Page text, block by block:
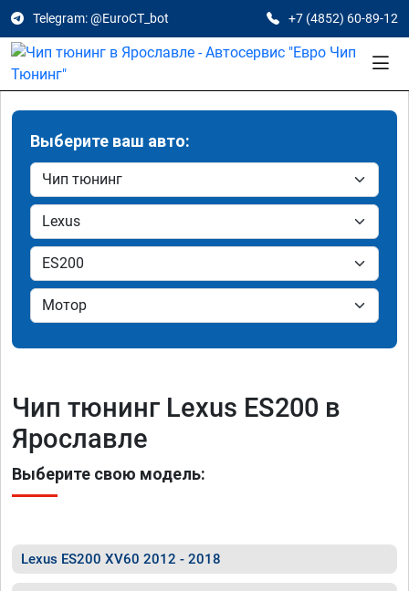
Telegram: @EuroCT_bot +7 (4852) 60-89-12
Выберите ваш авто:
Чип тюнинг Lexus ES200 в
Ярославле
Выберите свою модель:
Lexus ES200 XV60 2012 - 2018